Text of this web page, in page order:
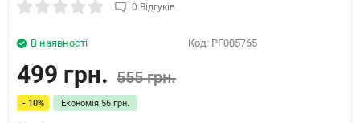
0 Відгуків
Код: PF005765
В наявності
499 грн. 555 грн.
- 10% Економія 56 грн.